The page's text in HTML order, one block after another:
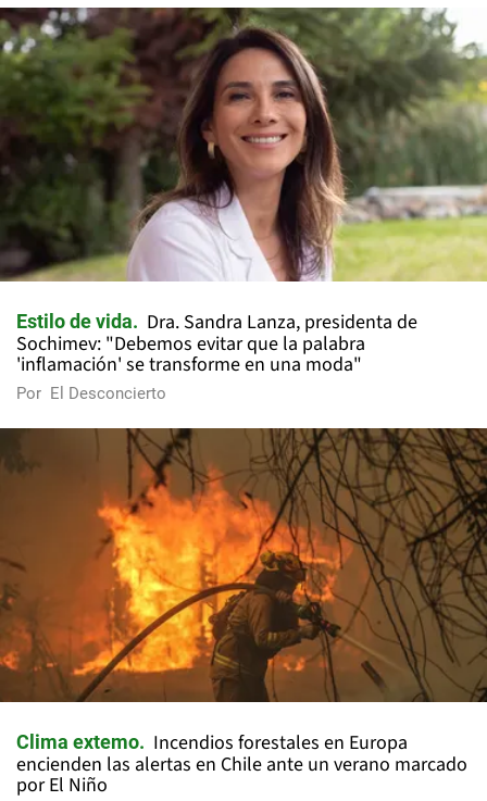
Estilo de vida
Dra. Sandra Lanza, presidenta de
Sochimev: "Debemos evitar que la palabra
'inflamación' se transforme en una moda"
Por El Desconcierto
Clima extemo
Incendios forestales en Europa
encienden las alertas en Chile ante un verano marcado
por El Niño